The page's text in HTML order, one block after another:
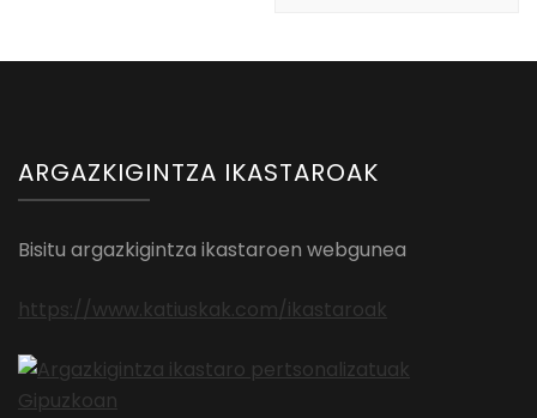
ARGAZKIGINTZA IKASTAROAK
Bisitu argazkigintza ikastaroen webgunea
https://www.katiuskak.com/ikastaroak